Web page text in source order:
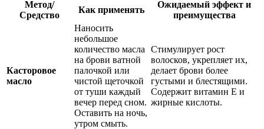
Метод/
Средство
Как применять
Ожидаемый эффект и
преимущества
Касторовое
масло
Наносить
небольшое
количество масла
на брови ватной
палочкой или
чистой щеточкой
от туши каждый
вечер перед сном.
Оставить на ночь,
утром смыть.
Стимулирует рост
волосков, укрепляет их,
делает брови более
густыми и блестящими.
Содержит витамин Е и
жирные кислоты.